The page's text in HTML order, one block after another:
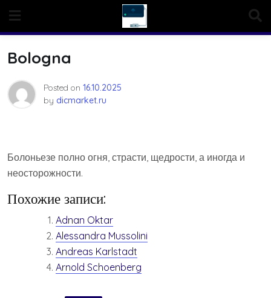
content
Bologna
Posted on 16.10.2025
by dicmarket.ru
Болоньезе полно огня, страсти, щедрости, а иногда и
неосторожности.
Похожие записи:
Adnan Oktar
Alessandra Mussolini
Andreas Karlstadt
Arnold Schoenberg